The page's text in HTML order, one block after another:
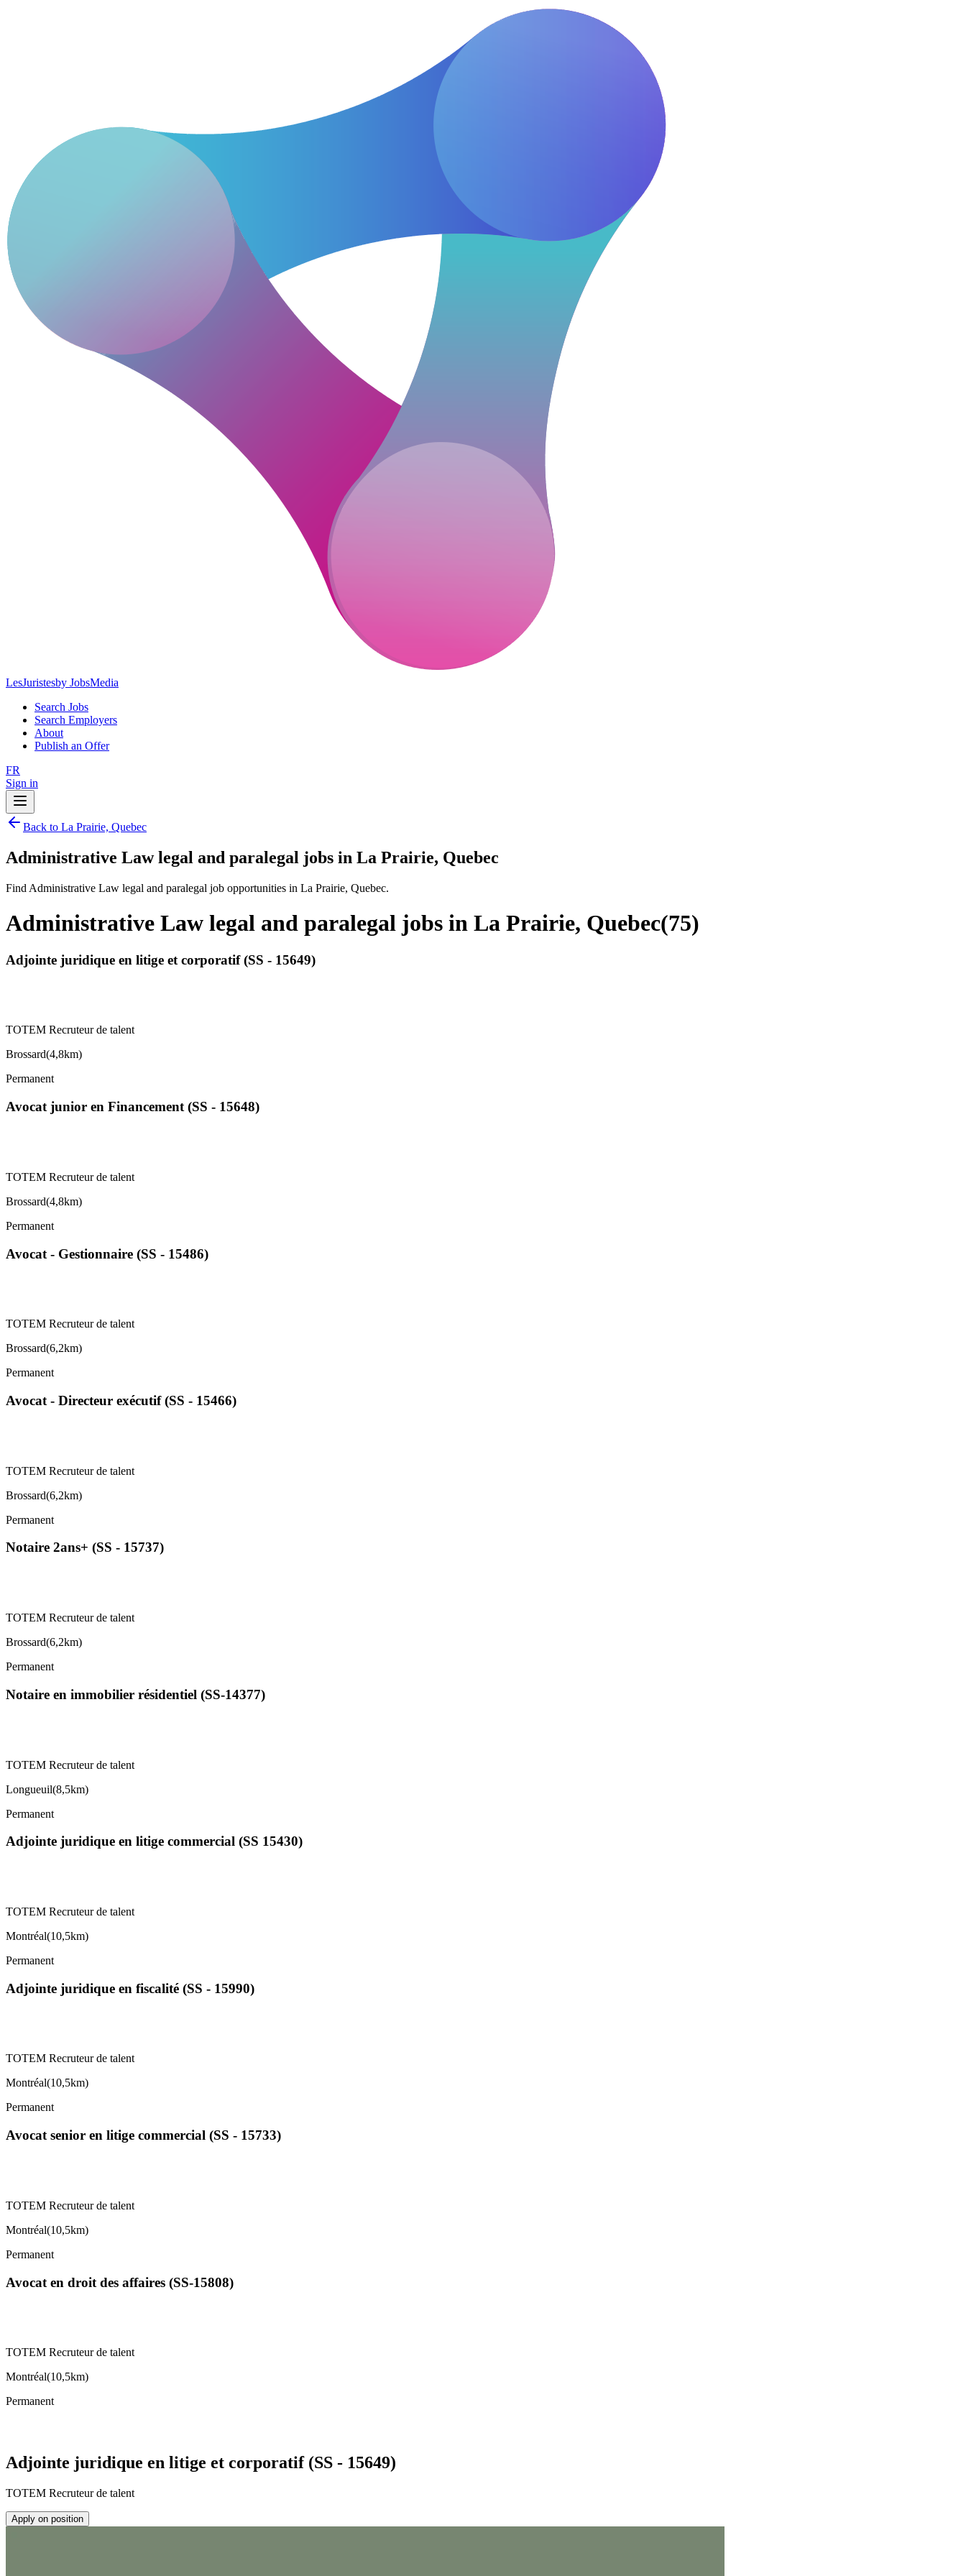
LesJuristesby JobsMedia
Search Jobs
Search Employers
About
Publish an Offer
FR
Sign in
Back to La Prairie, Quebec
Administrative Law legal and paralegal jobs in La Prairie, Quebec
Find Administrative Law legal and paralegal job opportunities in La Prairie, Quebec.
Administrative Law legal and paralegal jobs in La Prairie, Quebec(75)
Adjointe juridique en litige et corporatif (SS - 15649)
TOTEM Recruteur de talent
Brossard(4,8km)
Permanent
Avocat junior en Financement (SS - 15648)
TOTEM Recruteur de talent
Brossard(4,8km)
Permanent
Avocat - Gestionnaire (SS - 15486)
TOTEM Recruteur de talent
Brossard(6,2km)
Permanent
Avocat - Directeur exécutif (SS - 15466)
TOTEM Recruteur de talent
Brossard(6,2km)
Permanent
Notaire 2ans+ (SS - 15737)
TOTEM Recruteur de talent
Brossard(6,2km)
Permanent
Notaire en immobilier résidentiel (SS-14377)
TOTEM Recruteur de talent
Longueuil(8,5km)
Permanent
Adjointe juridique en litige commercial (SS 15430)
TOTEM Recruteur de talent
Montréal(10,5km)
Permanent
Adjointe juridique en fiscalité (SS - 15990)
TOTEM Recruteur de talent
Montréal(10,5km)
Permanent
Avocat senior en litige commercial (SS - 15733)
TOTEM Recruteur de talent
Montréal(10,5km)
Permanent
Avocat en droit des affaires (SS-15808)
TOTEM Recruteur de talent
Montréal(10,5km)
Permanent
Adjointe juridique en litige et corporatif (SS - 15649)
TOTEM Recruteur de talent
Apply on position